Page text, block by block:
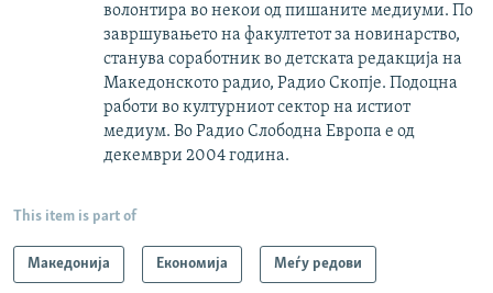
волонтира во некои од пишаните медиуми. По
завршувањето на факултетот за новинарство,
станува соработник во детската редакција на
Македонското радио, Радио Скопје. Подоцна
работи во културниот сектор на истиот
медиум. Во Радио Слободна Европа е од
декември 2004 година.
This item is part of
Македонија Економија Меѓу редови